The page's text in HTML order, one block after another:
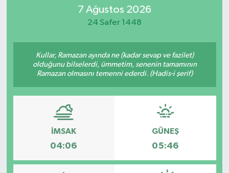
7 Ağustos 2026
24 Safer 1448
Kullar, Ramazan ayında ne (kadar sevap ve fazilet)
olduğunu bilselerdi, ümmetim, senenin tamamının
Ramazan olmasını temenni ederdi. (Hadis-i şerif)
İMSAK
04:06
GÜNEŞ
05:46
Teknoloji
TRABZON
TRABZONSPOR